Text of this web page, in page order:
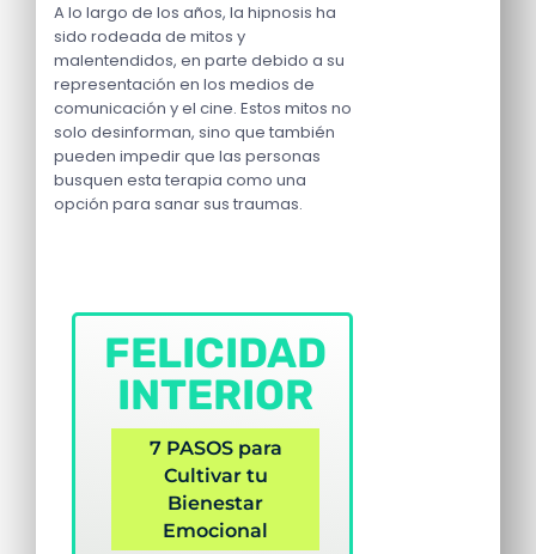
A lo largo de los años, la hipnosis ha
sido rodeada de mitos y
malentendidos, en parte debido a su
representación en los medios de
comunicación y el cine. Estos mitos no
solo desinforman, sino que también
pueden impedir que las personas
busquen esta terapia como una
opción para sanar sus traumas.
FELICIDAD
INTERIOR
7 PASOS para
Cultivar tu
Bienestar
Emocional